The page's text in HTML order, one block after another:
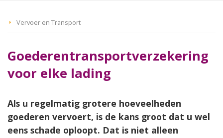
Vervoer en Transport
Goederentransportverzekering
voor elke lading
Als u regelmatig grotere hoeveelheden
goederen vervoert, is de kans groot dat u wel
eens schade oploopt. Dat is niet alleen